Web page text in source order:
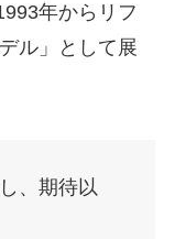
年からリフ
ル」として展
、期待以